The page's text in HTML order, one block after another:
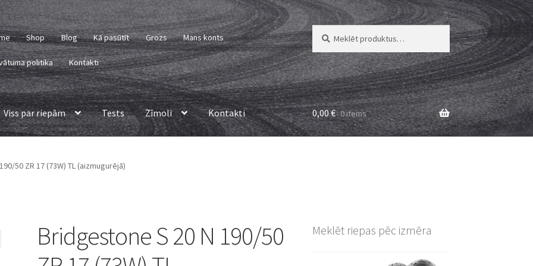
Shop Blog Kā pasūtīt Grozs Mans konts
politika Kontakti
Meklēt:
Meklēt
Viss par riepām Tests Zīmoli Kontakti 0,00€ 0 items
50 ZR 17 (73W) TL (aizmugurējā)
Bridgestone S 20 N 190/50
Meklēt riepas pēc izmēra